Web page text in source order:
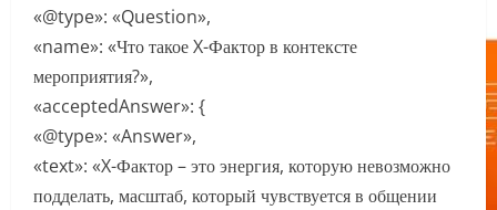
«@type»: «Question»,
«name»: «Что такое X-Фактор в контексте
мероприятия?»,
«acceptedAnswer»: {
«@type»: «Answer»,
«text»: «X-Фактор – это энергия, которую невозможно
подделать, масштаб, который чувствуется в общении